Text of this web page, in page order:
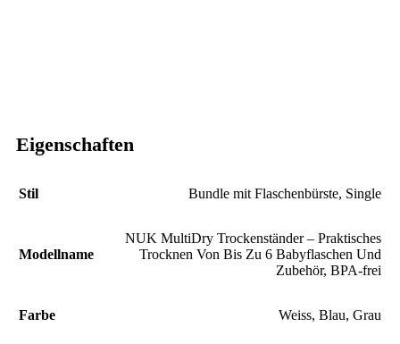
Eigenschaften
Stil Bundle mit Flaschenbürste, Single
Modellname
‎NUK MultiDry Trockenständer – Praktisches
Trocknen Von Bis Zu 6 Babyflaschen Und
Zubehör, BPA-frei
Farbe ‎Weiss, Blau, Grau